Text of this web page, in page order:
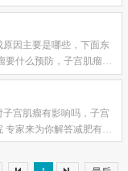
瘤危害有哪些的问题。
科病，...
因主要是哪些，下面东
要什么预防，子宫肌瘤形
瘤常见的危害是出现月
40%左...
宫肌瘤有影响吗，子宫
专家来为你解答减肥有可
响吗，子宫肌瘤要怎么
窈窕...